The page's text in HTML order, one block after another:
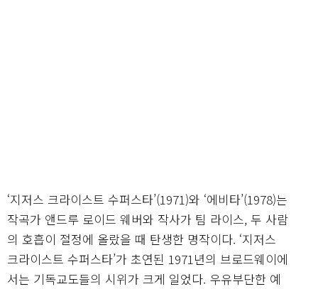
‘지저스 크라이스트 수퍼스타’(1971)와 ‘에비타’(1978)는
작곡가 앤드루 로이드 웨버와 작사가 팀 라이스, 두 사람
의 호흡이 절정에 올랐을 때 탄생한 명작이다. ‘지저스
크라이스트 수퍼스타’가 초연된 1971년의 브로드웨이에
서는 기독교도들의 시위가 크게 일었다. 우유부단한 예